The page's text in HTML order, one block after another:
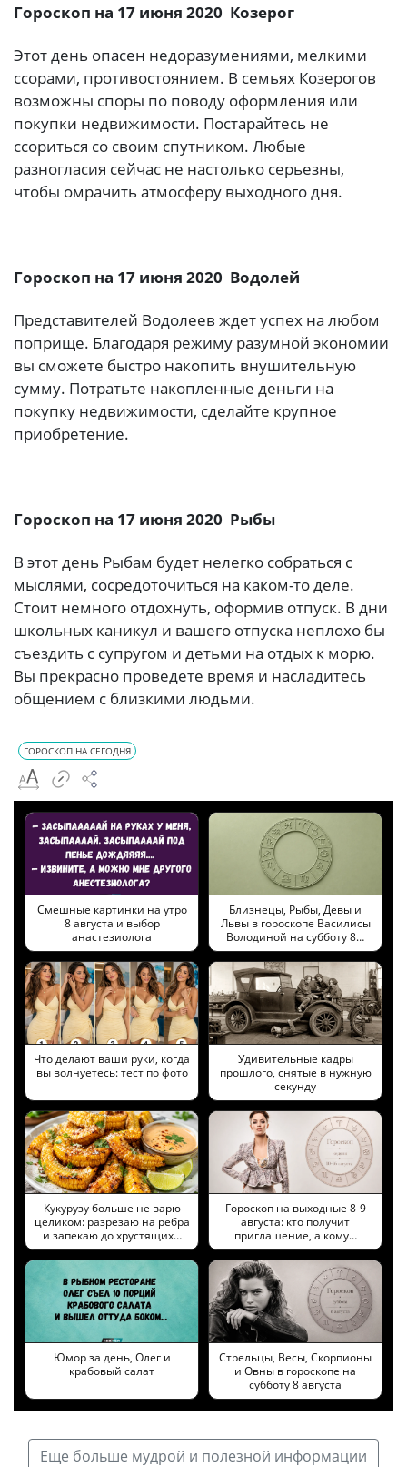
Гороскоп на 17 июня 2020 Козерог
Этот день опасен недоразумениями, мелкими
ссорами, противостоянием. В семьях Козерогов
возможны споры по поводу оформления или
покупки недвижимости. Постарайтесь не
ссориться со своим спутником. Любые
разногласия сейчас не настолько серьезны,
чтобы омрачить атмосферу выходного дня.
Гороскоп на 17 июня 2020 Водолей
Представителей Водолеев ждет успех на любом
поприще. Благодаря режиму разумной экономии
вы сможете быстро накопить внушительную
сумму. Потратьте накопленные деньги на
покупку недвижимости, сделайте крупное
приобретение.
Гороскоп на 17 июня 2020 Рыбы
В этот день Рыбам будет нелегко собраться с
мыслями, сосредоточиться на каком-то деле.
Стоит немного отдохнуть, оформив отпуск. В дни
школьных каникул и вашего отпуска неплохо бы
съездить с супругом и детьми на отдых к морю.
Вы прекрасно проведете время и насладитесь
общением с близкими людьми.
ГОРОСКОП НА СЕГОДНЯ
Смешные картинки на утро
8 августа и выбор
анастезиолога
Близнецы, Рыбы, Девы и
Львы в гороскопе Василисы
Володиной на субботу 8…
Что делают ваши руки, когда
вы волнуетесь: тест по фото
Удивительные кадры
прошлого, снятые в нужную
секунду
Кукурузу больше не варю
целиком: разрезаю на рёбра
и запекаю до хрустящих…
Гороскоп на выходные 8-9
августа: кто получит
приглашение, а кому…
Юмор за день, Олег и
крабовый салат
Стрельцы, Весы, Скорпионы
и Овны в гороскопе на
субботу 8 августа
Еще больше мудрой и полезной информации